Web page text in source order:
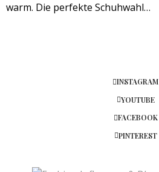
warm. Die perfekte Schuhwahl…
INSTAGRAM
YOUTUBE
FACEBOOK
PINTEREST